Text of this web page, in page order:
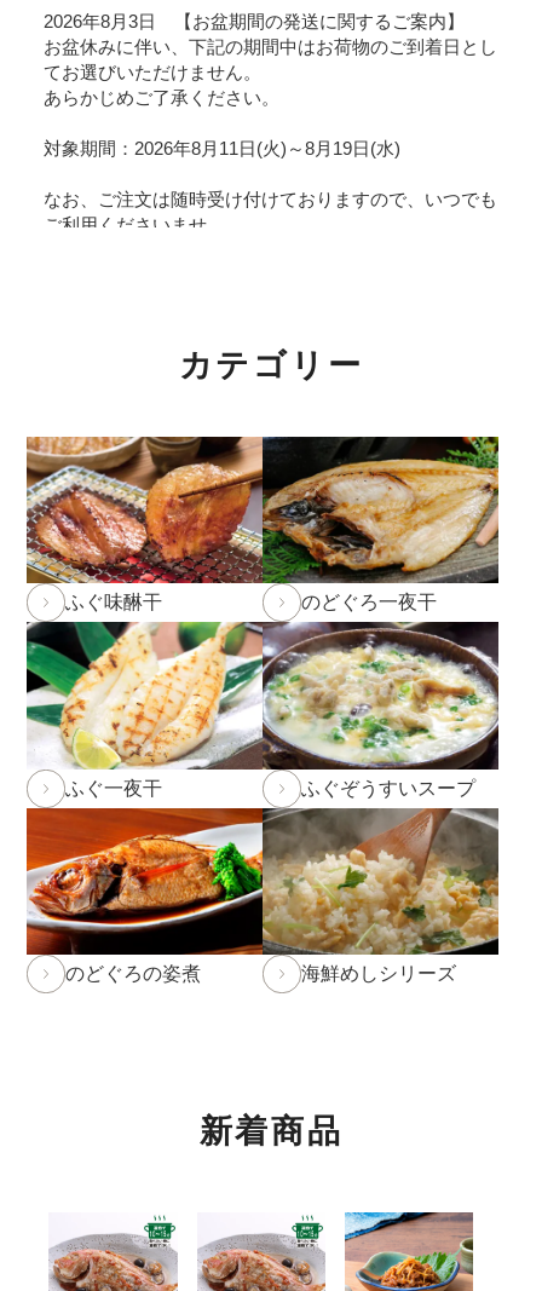
2026年8月3日 【お盆期間の発送に関するご案内】
お盆休みに伴い、下記の期間中はお荷物のご到着日とし
てお選びいただけません。
あらかじめご了承ください。
対象期間：2026年8月11日(火)～8月19日(水)
なお、ご注文は随時受け付けておりますので、いつでも
ご利用くださいませ。
の返信は4月25日（土）～6日（水）の期間をお休みと
させていただきますのでご了承ください。
また、商品のお届けは5月9日(土)以降となります。予め
ご了承ください。
2026年2月27日 大感謝祭「春のうまいもん」開催中！
2026年2月5日 和田珍味本店にて「ふくの日フェア」
開催！2/7(土)～11(水)まで。詳しくはこちら
2026年1月19日本店カフェの休止について
2026年1月10日 本店カフェにて「チョコレートフェ
ア」開催中！3/1(日)まで。 詳しくはこちら
2026年1月8日 NHK「あさイチ」にて福乃和をご紹介
いただきました！詳しくはこちら
2025年12月24日実店舗の年末年始の営業時間につい
となります。予めご了承下さい。
場合がございます。)
※前入金のお客様につきまして、年内発送の受付は
カテゴリー
ふぐ味醂干 のどぐろ一夜干
ふぐ一夜干 ふぐぞうすいスープ
のどぐろの姿煮 海鮮めしシリーズ
新着商品